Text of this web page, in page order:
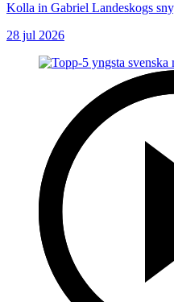
Kolla in Gabriel Landeskogs
28 jul 2026